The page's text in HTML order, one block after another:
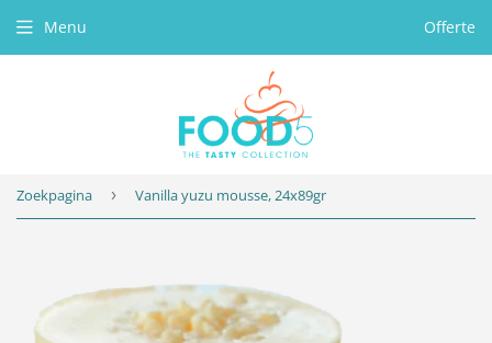
Menu Offerte
Zoekpagina › Vanilla yuzu mousse, 24x89gr